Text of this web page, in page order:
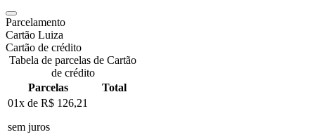
Parcelamento
Cartão Luiza
Cartão de crédito
Tabela de parcelas de Cartão
de crédito
Parcelas
Total
01x de R$ 126,21
sem juros